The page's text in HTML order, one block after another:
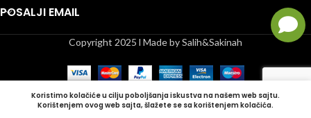
POSALJI EMAIL
Copyright 2025 l Made by Salih&Sakinah
Lista željaKorpaMoj račun
Bočna Traka
Koristimo kolačiće u cilju poboljšanja iskustva na našem web sajtu.
Korištenjem ovog web sajta, šlažete se sa korištenjem kolačića.